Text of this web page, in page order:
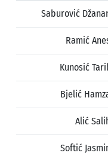
Saburović
Ramić
Kunosić
Bjelić
Alić
Softić